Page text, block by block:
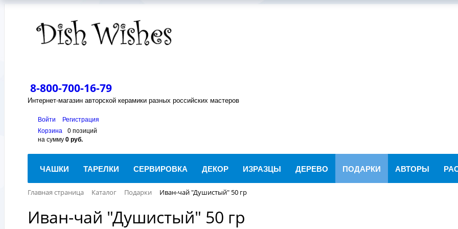
8-800-700-16-79
Интернет-магазин авторской керамики разных российских мастеров
Войти
Регистрация
Корзина
0 позиций
на сумму0 руб.
ЧАШКИ ТАРЕЛКИ СЕРВИРОВКА ДЕКОР ИЗРАЗЦЫ ДЕРЕВО ПОДАРКИ АВТОРЫ
Главная страница Каталог Подарки Иван-чай "Душистый" 50 гр
Иван-чай "Душистый" 50 гр